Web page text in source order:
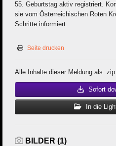
55. Geburtstag aktiv registriert.
sie vom Österreichischen Roten
Schritte informiert.
Seite drucken
Alle Inhalte dieser Meldung als .zip:
Sofort
In die
BILDER (1)